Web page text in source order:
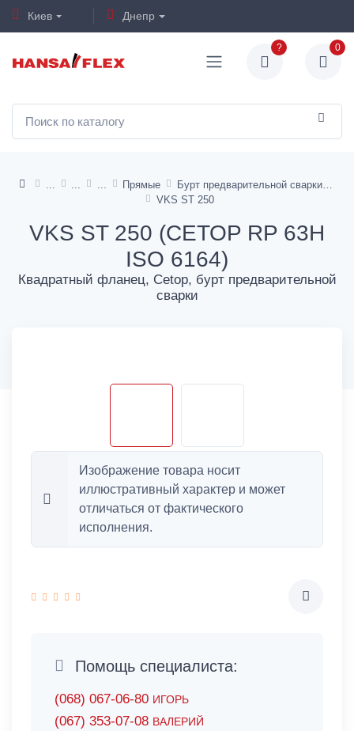
Киев Днепр
? 0
Прямые
VKS ST 250
VKS ST 250 (CETOP RP 63H
ISO 6164)
Квадратный фланец, Cetop, бурт предварительной
сварки
Изображение товара носит
иллюстративный характер и может
отличаться от фактического
исполнения.
Помощь специалиста:
(068) 067-06-80 ИГОРЬ
(067) 353-07-08 ВАЛЕРИЙ